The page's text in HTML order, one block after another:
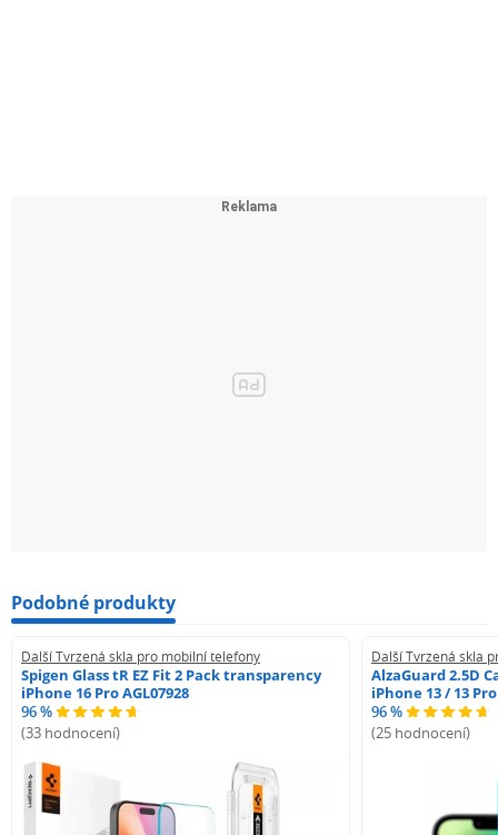
Podobné produkty
Další Tvrzená skla pro mobilní telefony
Spigen Glass tR EZ Fit 2 Pack transparency
iPhone 16 Pro AGL07928
96 %
(33 hodnocení)
Další Tvrzená skla
AlzaGuard 2.5D
iPhone 13 / 13 Pro
96 %
(25 hodnocení)